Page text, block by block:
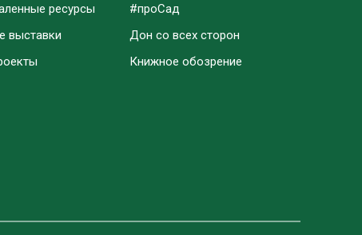
ресурсы
выставки
#проСад
Дон со всех сторон
Книжное обозрение